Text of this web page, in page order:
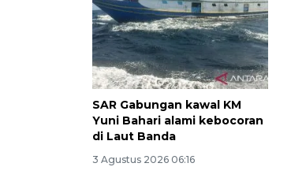
SAR Gabungan kawal KM
Yuni Bahari alami kebocoran
di Laut Banda
3 Agustus 2026 06:16